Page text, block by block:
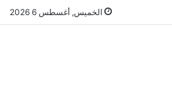
الخميس, أغسطس 6 2026